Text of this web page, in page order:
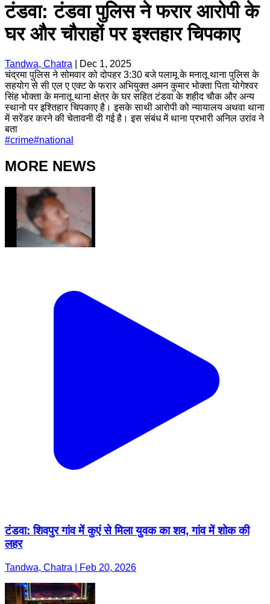
टंडवा: टंडवा पुलिस ने फरार आरोपी के
घर और चौराहों पर इश्तहार चिपकाए
Tandwa, Chatra
Dec 1, 2025
चंद्रमा पुलिस ने सोमवार को दोपहर 3:30 बजे पलामू के मनातू थाना पुलिस के
सहयोग से सी एल ए एक्ट के फरार अभियुक्त अमन कुमार भोक्ता पिता योगेश्वर
सिंह भोक्ता के मनातू थाना क्षेत्र के घर सहित टंडवा के शहीद चौक और अन्य
स्थानो पर इश्तिहार चिपकाए है। इसके साथी आरोपी को न्यायालय अथवा थाना
में सरेंडर करने की चेतावनी दी गई है। इस संबंध में थाना प्रभारी अनिल उरांव ने
बता
#crime#national
MORE NEWS
टंडवा: शिवपुर गांव में कुएं से मिला युवक का शव, गांव में शोक की
लहर
Tandwa, Chatra | Feb 20, 2026